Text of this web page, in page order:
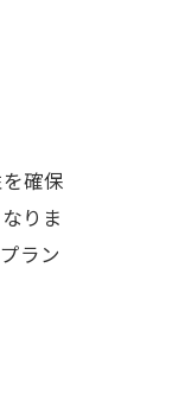
確保
りま
ラン